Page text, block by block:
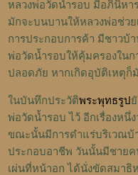
หลวงพ่อวัดน้ำรอบ มีอภินิหา
มักจะบนบานให้หลวงพ่อช่วย
การประกอบการค้า มีชาวบ้
พ่อวัดน้ำรอบให้คุ้มครองในก
ปลอดภัย หากเกิดอุบัติเหตุก็
ในบันทึกประวัติพระพุทธรูป
พ่อวัดน้ำรอบ ไว้ อีกเรื่องหนึ่
ขณะนั้นมีการดำแร่บริเวณบ้
ประกอบอาชีพ วันนั้นมีชายค
เผ่นที่หน้าอก ได้นั่งขัดสมาธิ